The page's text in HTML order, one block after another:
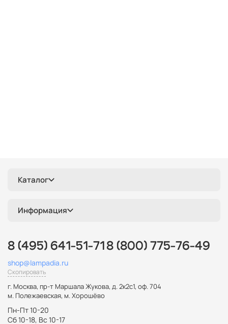
Каталог
Информация
8 (495) 641-51-71 8 (800) 775-76-49
shop@lampadia.ru
Скопировать
г. Москва, пр-т Маршала Жукова, д. 2к2с1, оф. 704
м. Полежаевская, м. Хорошёво
Пн-Пт 10-20
Сб 10-18, Вс 10-17